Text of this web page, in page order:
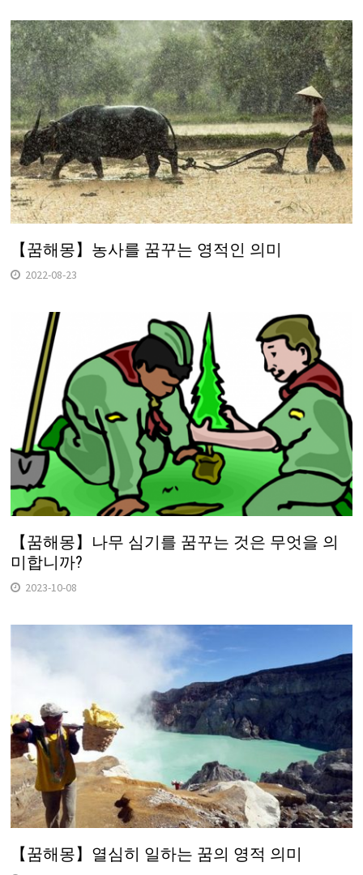
【꿈해몽】농사를 꿈꾸는 영적인 의미
2022-08-23
【꿈해몽】나무 심기를 꿈꾸는 것은 무엇을 의
미합니까?
2023-10-08
【꿈해몽】열심히 일하는 꿈의 영적 의미